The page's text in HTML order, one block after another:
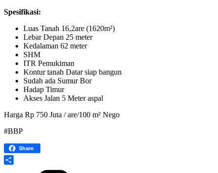
Spesifikasi:
Luas Tanah 16,2are (1620m²)
Lebar Depan 25 meter
Kedalaman 62 meter
SHM
ITR Pemukiman
Kontur tanah Datar siap bangun
Sudah ada Sumur Bor
Hadap Timur
Akses Jalan 5 Meter aspal
Harga Rp 750 Juta / are/100 m² Nego
#BBP
Share